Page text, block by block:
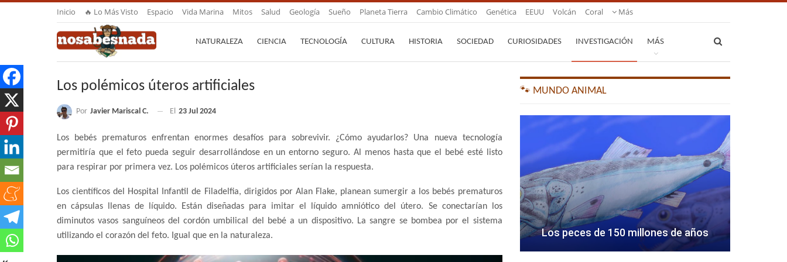
Inicio 🔥 Lo Más Visto Espacio Vida Marina Mitos Salud Geología Sueño Planeta Tierra Cambio Climático Genética EEUU Volcán Coral Más
NATURALEZA CIENCIA TECNOLOGÍA CULTURA HISTORIA SOCIEDAD CURIOSIDADES INVESTIGACIÓN MÁS
Los polémicos úteros artificiales
Por Javier Mariscal C. El 23 Jul 2024
Los bebés prematuros enfrentan enormes desafíos para sobrevivir. ¿Cómo ayudarlos? Una nueva tecnología
permitiría que el feto pueda seguir desarrollándose en un entorno seguro. Al menos hasta que el bebé esté listo
para respirar por primera vez. Los polémicos úteros artificiales serían la respuesta.
Los científicos del Hospital Infantil de Filadelfia, dirigidos por Alan Flake, planean sumergir a los bebés prematuros
en cápsulas llenas de líquido. Están diseñadas para imitar el líquido amniótico del útero. Se conectarían los
diminutos vasos sanguíneos del cordón umbilical del bebé a un dispositivo. La sangre se bombea por el sistema
utilizando el corazón del feto. Igual que en la naturaleza.
🐾 MUNDO ANIMAL
Los peces de 150 millones de años